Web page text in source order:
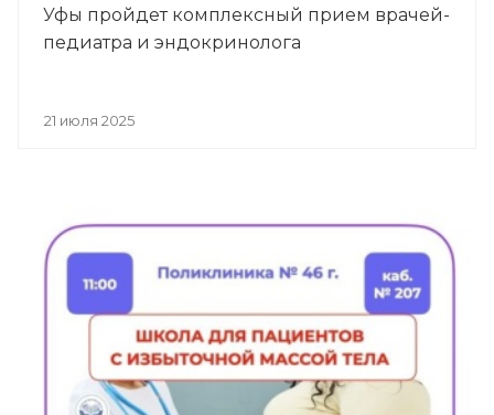
Уфы пройдет комплексный прием врачей-
педиатра и эндокринолога
21 июля 2025